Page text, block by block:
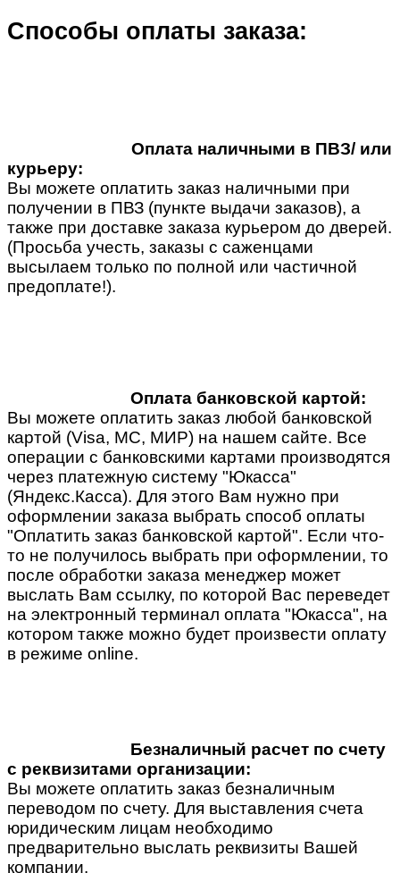
Способы оплаты заказа:
Оплата наличными в ПВЗ/ или
курьеру:
Вы можете оплатить заказ наличными при
получении в ПВЗ (пункте выдачи заказов), а
также при доставке заказа курьером до дверей.
(Просьба учесть, заказы с саженцами
высылаем только по полной или частичной
предоплате!).
Оплата банковской картой:
Вы можете оплатить заказ любой банковской
картой (Visa, MC, МИР) на нашем сайте. Все
операции с банковскими картами производятся
через платежную систему "Юкасса"
(Яндекс.Касса). Для этого Вам нужно при
оформлении заказа выбрать способ оплаты
"Оплатить заказ банковской картой". Если что-
то не получилось выбрать при оформлении, то
после обработки заказа менеджер может
выслать Вам ссылку, по которой Вас переведет
на электронный терминал оплата "Юкасса", на
котором также можно будет произвести оплату
в режиме online.
Безналичный расчет по счету
с реквизитами организации:
Вы можете оплатить заказ безналичным
переводом по счету. Для выставления счета
юридическим лицам необходимо
предварительно выслать реквизиты Вашей
компании.